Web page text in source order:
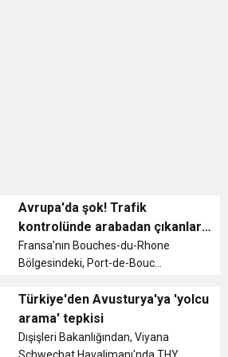
Avrupa'da şok! Trafik
kontrolünde arabadan çıkanlar
şoke etti
Fransa’nın Bouches-du-Rhone
Bölgesindeki, Port-de-Bouc
trafik kontrolleri sırasında, Fransa
vatandaşı olduğu belirtilen bir çiftin
arabasında 1 adet roketatar,
kalaşn...
Türkiye'den Avusturya'ya 'yolcu
arama' tepkisi
Dışişleri Bakanlığından, Viyana